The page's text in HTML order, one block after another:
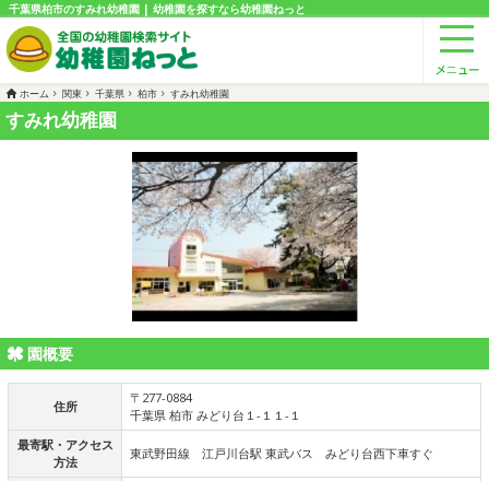
千葉県柏市のすみれ幼稚園 | 幼稚園を探すなら幼稚園ねっと
ホーム 関東 千葉県 柏市 すみれ幼稚園
すみれ幼稚園
園概要
住所
〒277-0884
千葉県 柏市 みどり台１-１１-１
最寄駅・アクセス
方法
東武野田線 江戸川台駅 東武バス みどり台西下車すぐ